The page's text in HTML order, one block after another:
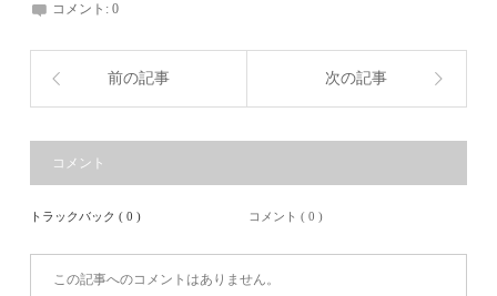
コメント:0
前の記事 次の記事
コメント
トラックバック ( 0 ) コメント ( 0 )
この記事へのコメントはありません。